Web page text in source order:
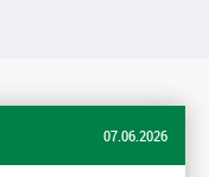
07.06.2026